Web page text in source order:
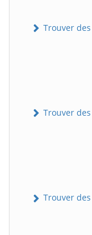
Trouver
Trouver
Trouver